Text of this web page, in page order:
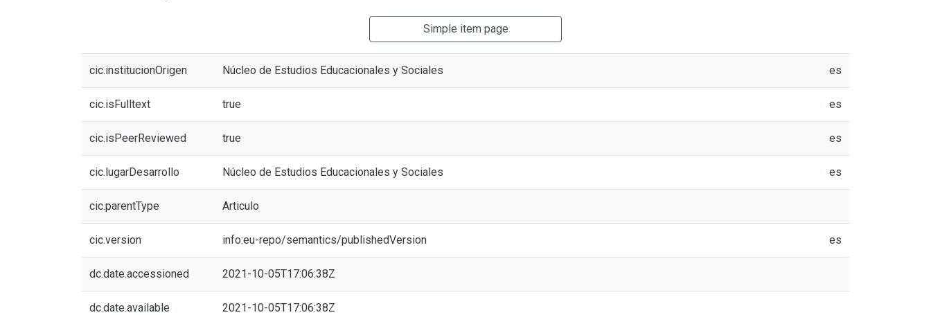
Simple item page
cic.institucionOrigen Núcleo de Estudios Educacionales y Sociales es
cic.isFulltext true es
cic.isPeerReviewed true es
cic.lugarDesarrollo Núcleo de Estudios Educacionales y Sociales es
cic.parentType Articulo
cic.version info:eu-repo/semantics/publishedVersion es
dc.date.accessioned 2021-10-05T17:06:38Z
dc.date.available 2021-10-05T17:06:38Z